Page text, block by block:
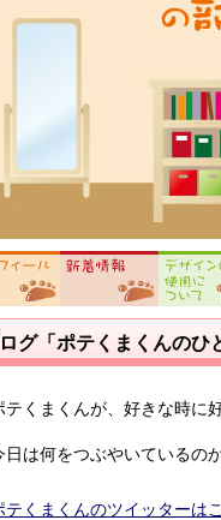
グ「ポテくまくんのひ
くまくんが、好きな時に
は何をつぶやいているの
テくまくんのツイッターは